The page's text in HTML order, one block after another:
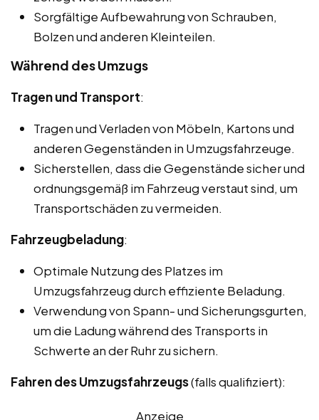
Sorgfältige Aufbewahrung von Schrauben,
Bolzen und anderen Kleinteilen.
Während des Umzugs
Tragen und Transport:
Tragen und Verladen von Möbeln, Kartons und
anderen Gegenständen in Umzugsfahrzeuge.
Sicherstellen, dass die Gegenstände sicher und
ordnungsgemäß im Fahrzeug verstaut sind, um
Transportschäden zu vermeiden.
Fahrzeugbeladung:
Optimale Nutzung des Platzes im
Umzugsfahrzeug durch effiziente Beladung.
Verwendung von Spann- und Sicherungsgurten,
um die Ladung während des Transports in
Schwerte an der Ruhr zu sichern.
Fahren des Umzugsfahrzeugs(falls qualifiziert):
Anzeige